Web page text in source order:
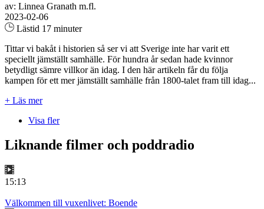
av: Linnea Granath m.fl.
2023-02-06
Lästid 17 minuter
Tittar vi bakåt i historien så ser vi att Sverige inte har varit ett
speciellt jämställt samhälle. För hundra år sedan hade kvinnor
betydligt sämre villkor än idag. I den här artikeln får du följa
kampen för ett mer jämställt samhälle från 1800-talet fram till idag...
+ Läs mer
Visa fler
Liknande filmer och poddradio
15:13
Välkommen till vuxenlivet: Boende